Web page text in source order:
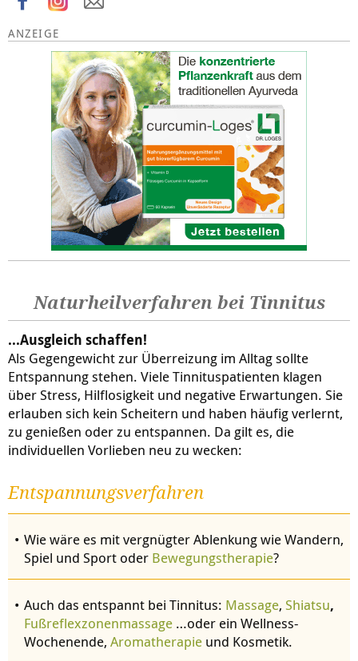
Naturheilverfahren bei Tinnitus
...Ausgleich schaffen!
Als Gegengewicht zur Überreizung im Alltag sollte
Entspannung stehen. Viele Tinnituspatienten klagen
über Stress, Hilflosigkeit und negative Erwartungen. Sie
erlauben sich kein Scheitern und haben häufig verlernt,
zu genießen oder zu entspannen. Da gilt es, die
individuellen Vorlieben neu zu wecken:
Entspannungsverfahren
Wie wäre es mit vergnügter Ablenkung wie Wandern,
Spiel und Sport oder Bewegungstherapie?
Auch das entspannt bei Tinnitus: Massage, Shiatsu,
Fußreflexzonenmassage …oder ein Wellness-
Wochenende, Aromatherapie und Kosmetik.